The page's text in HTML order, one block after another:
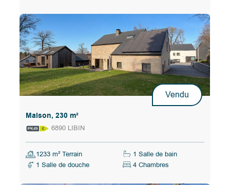
Vendu
Maison, 230 m²
6890 LIBIN
1233 m² Terrain
1 Salle de bain
1 Salle de douche
4 Chambres